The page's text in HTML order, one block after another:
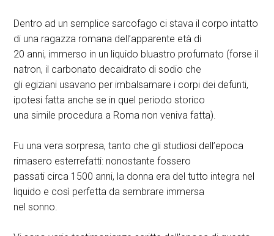
Dentro ad un semplice sarcofago ci stava il corpo intatto
di una ragazza romana dell’apparente età di
20 anni, immerso in un liquido bluastro profumato (forse il
natron, il carbonato decaidrato di sodio che
gli egiziani usavano per imbalsamare i corpi dei defunti,
ipotesi fatta anche se in quel periodo storico
una simile procedura a Roma non veniva fatta).
Fu una vera sorpresa, tanto che gli studiosi dell’epoca
rimasero esterrefatti: nonostante fossero
passati circa 1500 anni, la donna era del tutto integra nel
liquido e così perfetta da sembrare immersa
nel sonno.